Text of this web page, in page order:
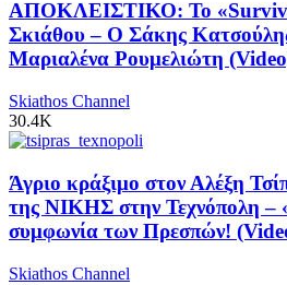
ΑΠΟΚΛΕΙΣΤΙΚΟ: Το
Σκιάθου – Ο Σάκης
Μαριαλένα Ρουμελιώτη
Skiathos Channel
30.4K
Άγριο κράξιμο στον Αλέξη
της ΝΙΚΗΣ στην Τεχνόπολη –
συμφωνία των Πρεσπών!
Skiathos Channel